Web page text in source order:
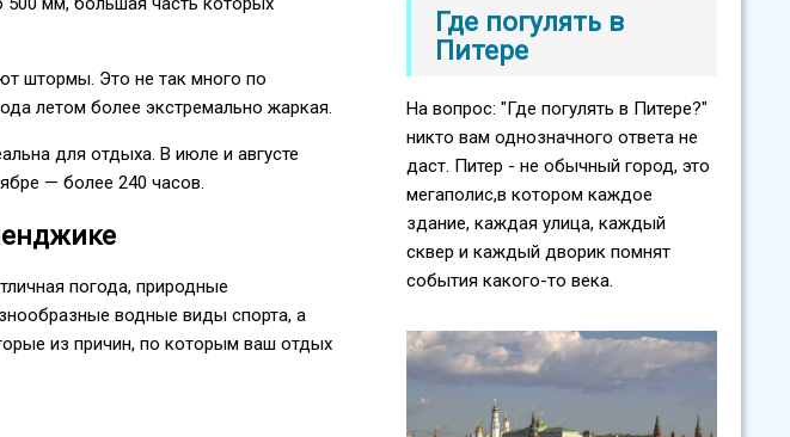
штормы. Это не так много по
летом более экстремально жаркая.
для отдыха. В июле и августе
— более 240 часов.
погода, природные
водные виды спорта, а
из причин, по которым ваш отдых
Где погулять в
Питере
На вопрос: "Где погулять в Питере?"
никто вам однозначного ответа не
даст. Питер - не обычный город, это
мегаполис,в котором каждое
здание, каждая улица, каждый
сквер и каждый дворик помнят
события какого-то века.